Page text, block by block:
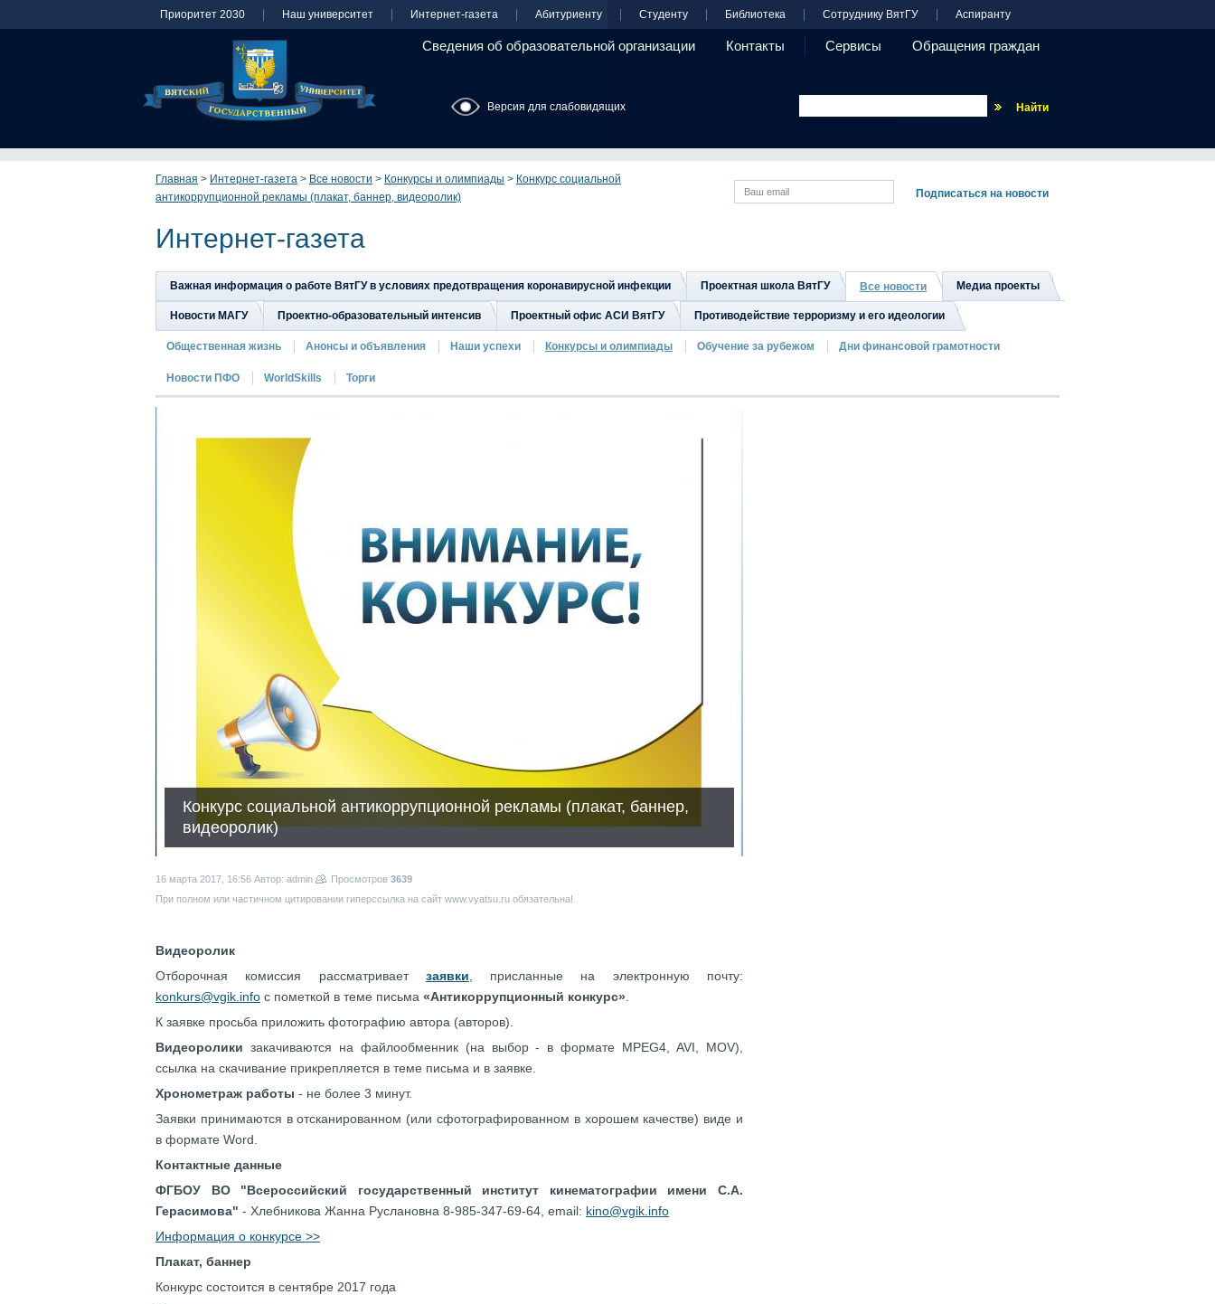
Приоритет 2030 Наш университет Интернет-газета Абитуриенту Студенту Библиотека Сотруднику ВятГУ Аспиранту
Сведения об образовательной организации Контакты Сервисы Обращения граждан
Версия для слабовидящих
Главная > Интернет-газета > Все новости > Конкурсы и олимпиады > Конкурс социальной
антикоррупционной рекламы (плакат, баннер, видеоролик)
Интернет-газета
Важная информация о работе ВятГУ в условиях предотвращения коронавирусной инфекции Проектная школа ВятГУ Все новости Медиа проекты
Новости МАГУ Проектно-образовательный интенсив Проектный офис АСИ ВятГУ Противодействие терроризму и его идеологии
Общественная жизнь Анонсы и объявления Наши успехи Конкурсы и олимпиады Обучение за рубежом Дни финансовой грамотности
Новости ПФО WorldSkills Торги
Конкурс социальной антикоррупционной рекламы (плакат, баннер,
видеоролик)
16 марта 2017, 16:56 Автор: admin Просмотров 3639
При полном или частичном цитировании гиперссылка на сайт www.vyatsu.ru обязательна!
Видеоролик
Отборочная комиссия рассматривает заявки , присланные на электронную почту:
konkurs@vgik.info с пометкой в теме письма «Антикоррупционный конкурс»
К заявке просьба приложить фотографию автора (авторов).
Видеоролики закачиваются на файлообменник (на выбор - в формате MPEG4, AVI, MOV),
ссылка на скачивание прикрепляется в теме письма и в заявке.
Хронометраж работы - не более 3 минут.
Заявки принимаются в отсканированном (или сфотографированном в хорошем качестве) виде и
в формате Word.
Контактные данные
ФГБОУ ВО "Всероссийский государственный институт кинематографии имени С.А.
Герасимова" - Хлебникова Жанна Руслановна 8-985-347-69-64, email: kino@vgik.info
Информация о конкурсе >>
Плакат, баннер
Конкурс состоится в сентябре 2017 года